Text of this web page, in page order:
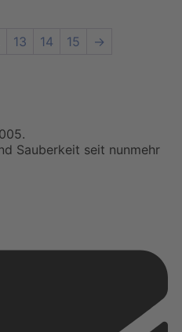
13 14 15 →
Sauberkeit seit nunmehr